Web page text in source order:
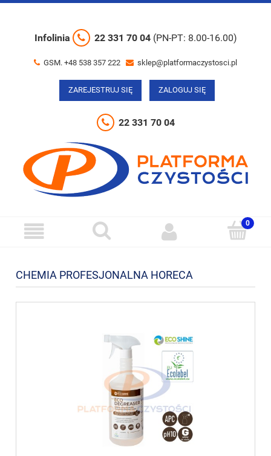
Infolinia 22 331 70 04 (PN-PT: 8.00-16.00)
GSM. +48 538 357 222 sklep@platformaczystosci.pl
ZAREJESTRUJ SIĘ ZALOGUJ SIĘ
22 331 70 04
CHEMIA PROFESJONALNA HORECA